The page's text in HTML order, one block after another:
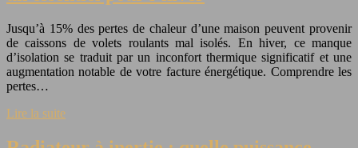
Jusqu’à 15% des pertes de chaleur d’une maison peuvent provenir
de caissons de volets roulants mal isolés. En hiver, ce manque
d’isolation se traduit par un inconfort thermique significatif et une
augmentation notable de votre facture énergétique. Comprendre les
pertes…
Lire la suite